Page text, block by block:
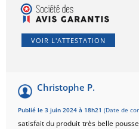
VOIR L'ATTESTATION
Christophe P.
Publié le 3 juin 2024 à 18h21 (Date de
satisfait du produit très belle pousse